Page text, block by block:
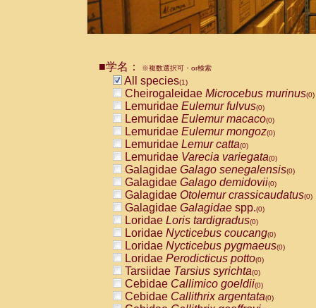
■学名： ※複数選択可・or検索
All species(1)
Cheirogaleidae Microcebus murinus(0)
Lemuridae Eulemur fulvus(0)
Lemuridae Eulemur macaco(0)
Lemuridae Eulemur mongoz(0)
Lemuridae Lemur catta(0)
Lemuridae Varecia variegata(0)
Galagidae Galago senegalensis(0)
Galagidae Galago demidovii(0)
Galagidae Otolemur crassicaudatus(0)
Galagidae Galagidae spp.(0)
Loridae Loris tardigradus(0)
Loridae Nycticebus coucang(0)
Loridae Nycticebus pygmaeus(0)
Loridae Perodicticus potto(0)
Tarsiidae Tarsius syrichta(0)
Cebidae Callimico goeldii(0)
Cebidae Callithrix argentata(0)